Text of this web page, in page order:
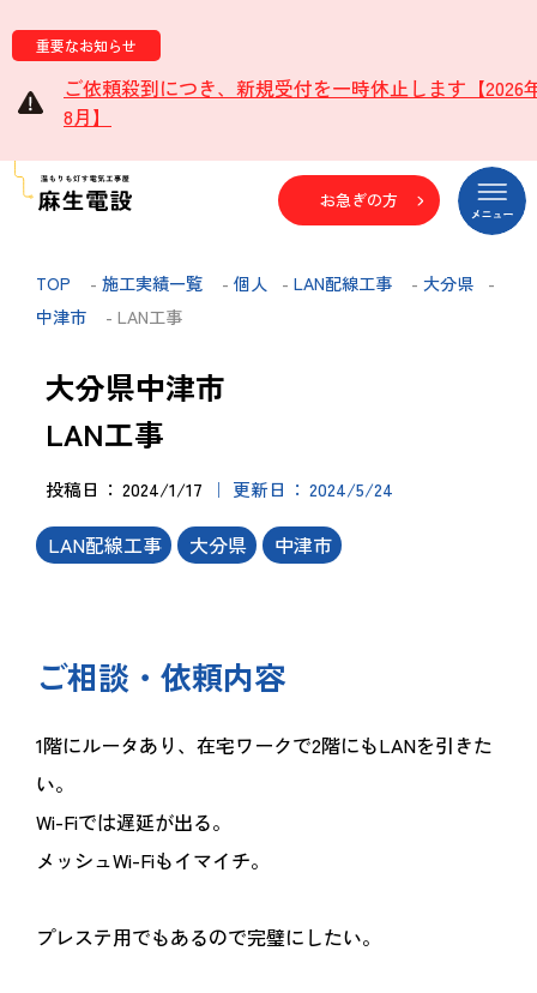
重要なお知らせ
ご依頼殺到につき、新規受付を一時休止します【2026
8月】
お急ぎの方
TOP - 施工実績一覧 - 個人 - LAN配線工事 - 大分県
-
中津市
- LAN工事
大分県中津市
LAN工事
投稿日 2024/1/17 更新日 2024/5/24
LAN配線工事 大分県 中津市
ご相談・依頼内容
1階にルータあり、在宅ワークで2階にもLANを引きた
い。
Wi-Fiでは遅延が出る。
メッシュWi-Fiもイマイチ。
プレステ用でもあるので完璧にしたい。